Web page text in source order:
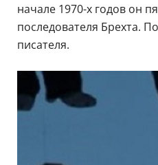
начале 1970-х годов он
последователя Брехта.
писателя.